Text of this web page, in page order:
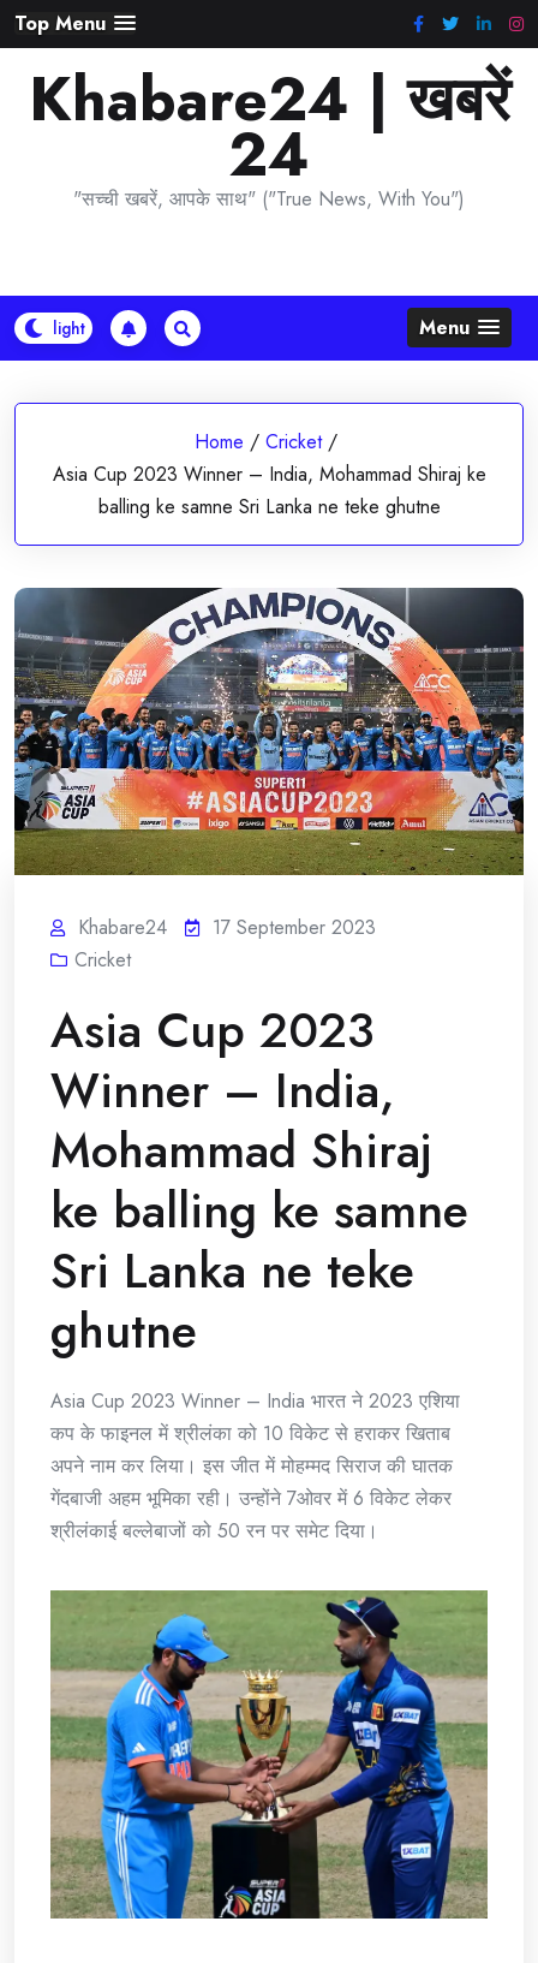
Skip
to
content
Top Menu
Khabare24 | खबरें
24
"सच्ची खबरें, आपके साथ" ("True News, With You")
Menu
Home / Cricket /
Asia Cup 2023 Winner – India, Mohammad Shiraj ke
balling ke samne Sri Lanka ne teke ghutne
Khabare24
17 September 2023
Cricket
Asia Cup 2023
Winner – India,
Mohammad Shiraj
ke balling ke samne
Sri Lanka ne teke
ghutne
Asia Cup 2023 Winner – India भारत ने 2023 एशिया
कप के फाइनल में श्रीलंका को 10 विकेट से हराकर खिताब
अपने नाम कर लिया। इस जीत में मोहम्मद सिराज की घातक
गेंदबाजी अहम भूमिका रही। उन्होंने 7ओवर में 6 विकेट लेकर
श्रीलंकाई बल्लेबाजों को 50 रन पर समेट दिया।